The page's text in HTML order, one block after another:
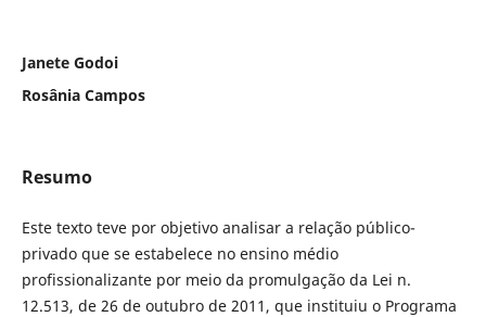
Janete Godoi
Rosânia Campos
Resumo
Este texto teve por objetivo analisar a relação público-
privado que se estabelece no ensino médio
profissionalizante por meio da promulgação da Lei n.
12.513, de 26 de outubro de 2011, que instituiu o Programa